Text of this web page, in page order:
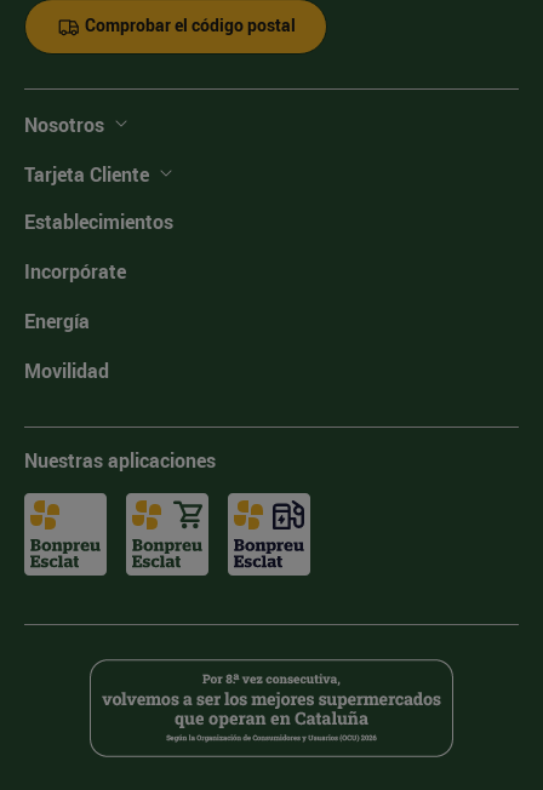
Comprobar el código postal
Nosotros
Tarjeta Cliente
Establecimientos
Incorpórate
Energía
Movilidad
Nuestras aplicaciones